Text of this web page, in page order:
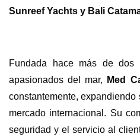
Sunreef Yachts y Bali
Fundada hace más de dos
apasionados del mar,
Med
constantemente, expandiendo
mercado internacional. Su
seguridad y el servicio al